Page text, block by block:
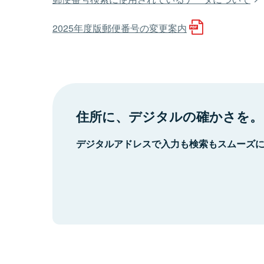
2025年度版郵便番号の変更案内
住所に、デジタルの確かさを。
デジタルアドレスで入力も検索もスムーズ